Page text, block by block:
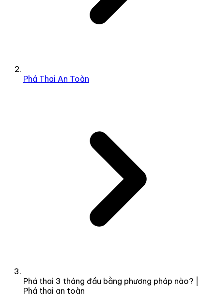
Phá Thai An Toàn
Phá thai 3 tháng đầu bằng phương pháp nào? |
Phá thai an toàn